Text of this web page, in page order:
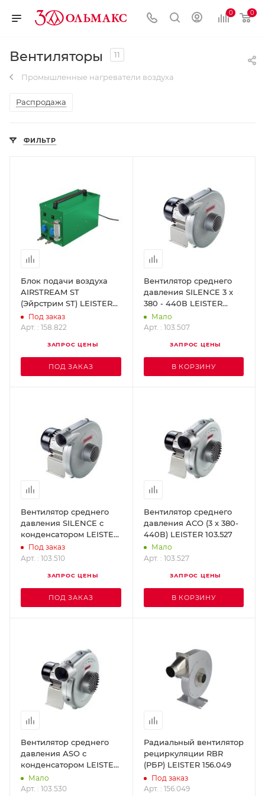
0 0
Вентиляторы 11
Промышленные нагреватели воздуха
Распродажа
ФИЛЬТР
Блок подачи воздуха
AIRSTREAM ST
(Эйрстрим ST) LEISTER
158.822
Под заказ
Арт. : 158.822
ЗАПРОС ЦЕНЫ
ПОД ЗАКАЗ
Вентилятор среднего
давления SILENCE 3 x
380 - 440В LEISTER
103.507
Мало
Арт. : 103.507
ЗАПРОС ЦЕНЫ
В КОРЗИНУ
Вентилятор среднего
давления SILENCE с
конденсатором LEISTER
103.510
Под заказ
Арт. : 103.510
ЗАПРОС ЦЕНЫ
ПОД ЗАКАЗ
Вентилятор среднего
давления АСО (3 x 380-
440В) LEISTER 103.527
Мало
Арт. : 103.527
ЗАПРОС ЦЕНЫ
В КОРЗИНУ
Вентилятор среднего
давления АSО с
конденсатором LEISTER
103.530
Мало
Арт. : 103.530
Радиальный вентилятор
рециркуляции RBR
(РБР) LEISTER 156.049
Под заказ
Арт. : 156.049